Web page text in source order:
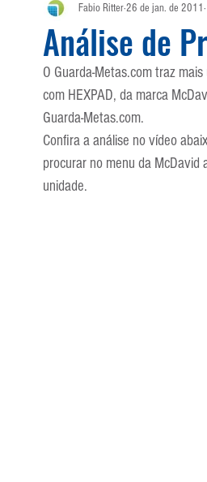
Atualidades Blogoleiro da Semana
Comunicação Copa do Mundo
Entrevistas Equipamentos
Análise de
Fabio Ritter26 de jan. de 2011
O Guarda-Metas.com traz
com HEXPAD, da marca
Guarda-Metas.com.
Confira a análise no vídeo
procurar no menu da McDavid
unidade.